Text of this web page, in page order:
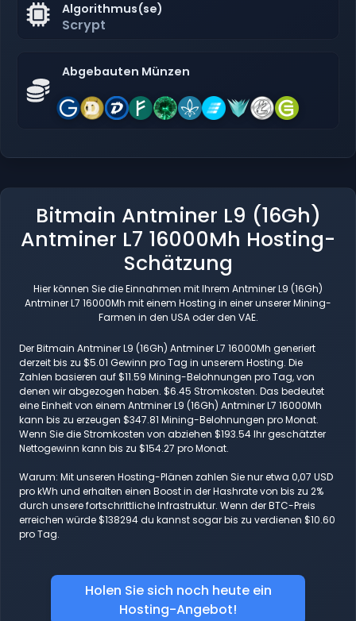
Algorithmus(se)
Scrypt
Abgebauten Münzen
Bitmain Antminer L9 (16Gh)
Antminer L7 16000Mh Hosting-
Schätzung
Hier können Sie die Einnahmen mit Ihrem Antminer L9 (16Gh)
Antminer L7 16000Mh mit einem Hosting in einer unserer Mining-
Farmen in den USA oder den VAE.
Der Bitmain Antminer L9 (16Gh) Antminer L7 16000Mh generiert
derzeit bis zu $5.01 Gewinn pro Tag in unserem Hosting. Die
Zahlen basieren auf $11.59 Mining-Belohnungen pro Tag, von
denen wir abgezogen haben. $6.45 Stromkosten. Das bedeutet
eine Einheit von einem Antminer L9 (16Gh) Antminer L7 16000Mh
kann bis zu erzeugen $347.81 Mining-Belohnungen pro Monat.
Wenn Sie die Stromkosten von abziehen $193.54 Ihr geschätzter
Nettogewinn kann bis zu $154.27 pro Monat.
Warum: Mit unseren Hosting-Plänen zahlen Sie nur etwa 0,07 USD
pro kWh und erhalten einen Boost in der Hashrate von bis zu 2%
durch unsere fortschrittliche Infrastruktur. Wenn der BTC-Preis
erreichen würde $138294 du kannst sogar bis zu verdienen $10.60
pro Tag.
Holen Sie sich noch heute ein
Hosting-Angebot!